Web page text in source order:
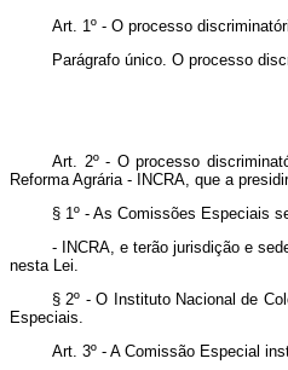
Art. 1º - O processo
Parágrafo único. O processo
Art. 2º - O processo
Reforma Agrária - INCRA, que a
§ 1º - As Comissões Especiais
- INCRA, e terão jurisdição e
nesta Lei.
§ 2º - O Instituto Nacional de
Especiais.
Art. 3º - A Comissão Especial